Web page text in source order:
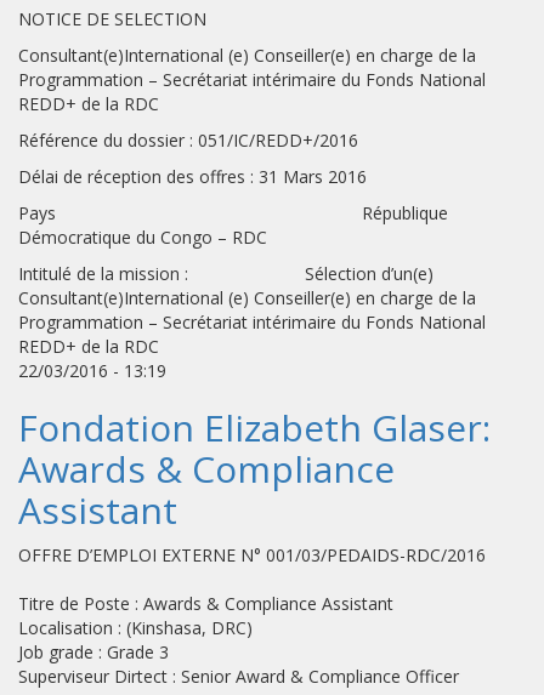
NOTICE DE SELECTION
Consultant(e)International (e) Conseiller(e) en charge de la
Programmation – Secrétariat intérimaire du Fonds National
REDD+ de la RDC
Référence du dossier : 051/IC/REDD+/2016
Délai de réception des offres : 31 Mars 2016
Pays République
Démocratique du Congo – RDC
Intitulé de la mission : Sélection d’un(e)
Consultant(e)International (e) Conseiller(e) en charge de la
Programmation – Secrétariat intérimaire du Fonds National
REDD+ de la RDC
22/03/2016 - 13:19
Fondation Elizabeth Glaser:
Awards & Compliance
Assistant
OFFRE D’EMPLOI EXTERNE N° 001/03/PEDAIDS-RDC/2016
Titre de Poste : Awards & Compliance Assistant
Localisation : (Kinshasa, DRC)
Job grade : Grade 3
Superviseur Dirtect : Senior Award & Compliance Officer